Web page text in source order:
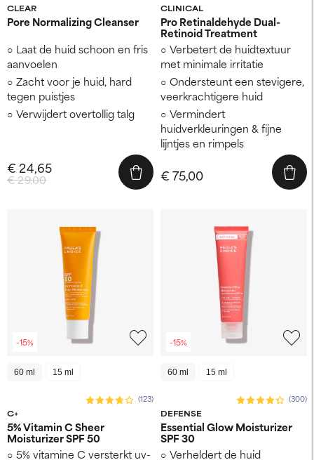
CLEAR
Pore Normalizing Cleanser
Laat de huid schoon en fris
aanvoelen
Zacht voor je huid, hard
tegen puistjes
Verwijdert overtollig talg
€ 29,00
€ 24,65
CLINICAL
Pro Retinaldehyde Dual-
Retinoid Treatment
Verbetert de huidtextuur
met minimale irritatie
Ondersteunt een stevigere,
veerkrachtigere huid
Vermindert
huidverkleuringen & fijne
lijntjes en rimpels
€ 75,00
-15%
60 ml 15 ml
C+
(123)
5% Vitamin C Sheer
Moisturizer SPF 50
5% vitamine C versterkt uv-
-15%
60 ml 15 ml
DEFENSE
(300)
Essential Glow Moisturizer
SPF 30
Verheldert de huid